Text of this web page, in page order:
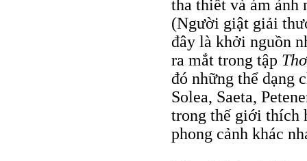
tha thiết và ám ảnh
(Người giật giải
đây là khởi nguồn
ra mắt trong tập
đó những thể dạng
Solea, Saeta,
trong thế giới thích
phong cảnh khác